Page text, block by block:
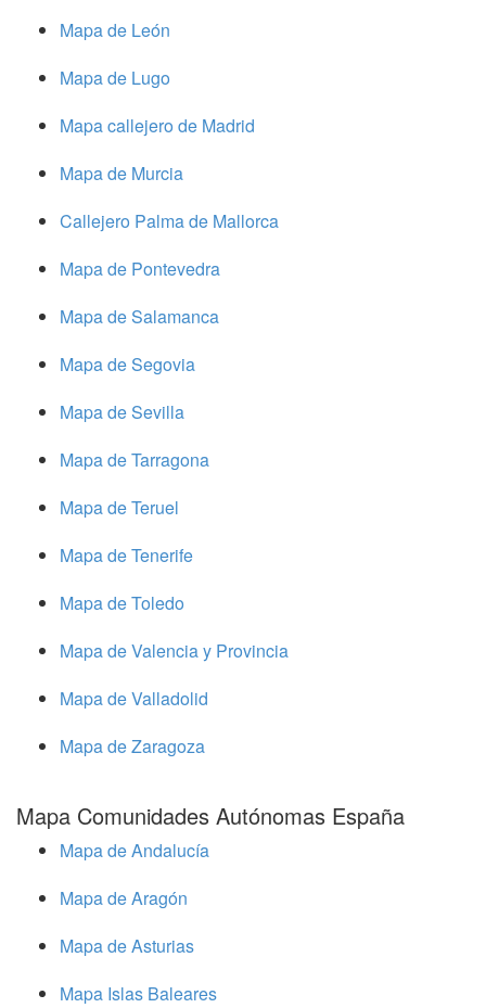
Mapa de León
Mapa de Lugo
Mapa callejero de Madrid
Mapa de Murcia
Callejero Palma de Mallorca
Mapa de Pontevedra
Mapa de Salamanca
Mapa de Segovia
Mapa de Sevilla
Mapa de Tarragona
Mapa de Teruel
Mapa de Tenerife
Mapa de Toledo
Mapa de Valencia y Provincia
Mapa de Valladolid
Mapa de Zaragoza
Mapa Comunidades Autónomas España
Mapa de Andalucía
Mapa de Aragón
Mapa de Asturias
Mapa Islas Baleares